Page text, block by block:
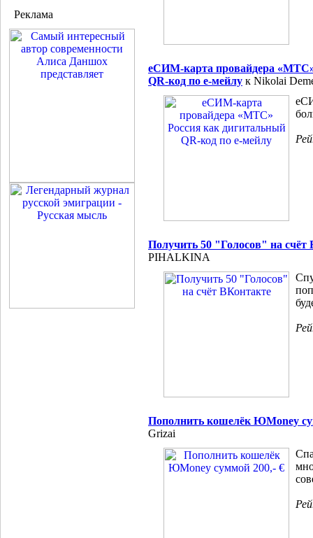
Реклама
еСИМ-карта провайдера
QR-код по е-мейлу к Nikolai
Получить 50 "Голосов" на счёт
PIHALKINA
Пополнить кошелёк ЮMoney
Grizai